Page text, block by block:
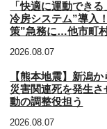
「快適に運動でき
冷房システム”導入
策”急務に…他市町
2026.08.07
【熊本地震】新潟
災害関連死を発生
動の調整役担う
2026.08.07